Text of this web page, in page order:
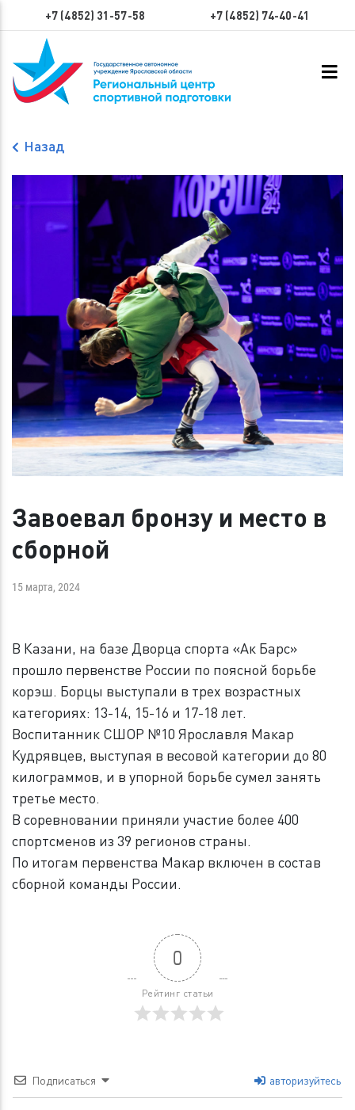
+7 (4852) 31-57-58 +7 (4852) 74-40-41
Назад
Завоевал бронзу и место в
сборной
15 марта, 2024
В Казани, на базе Дворца спорта «Ак Барс»
прошло первенстве России по поясной борьбе
корэш. Борцы выступали в трех возрастных
категориях: 13-14, 15-16 и 17-18 лет.
Воспитанник СШОР №10 Ярославля Макар
Кудрявцев, выступая в весовой категории до 80
килограммов, и в упорной борьбе сумел занять
третье место.
В соревновании приняли участие более 400
спортсменов из 39 регионов страны.
По итогам первенства Макар включен в состав
сборной команды России.
0
Рейтинг статьи
Подписаться авторизуйтесь